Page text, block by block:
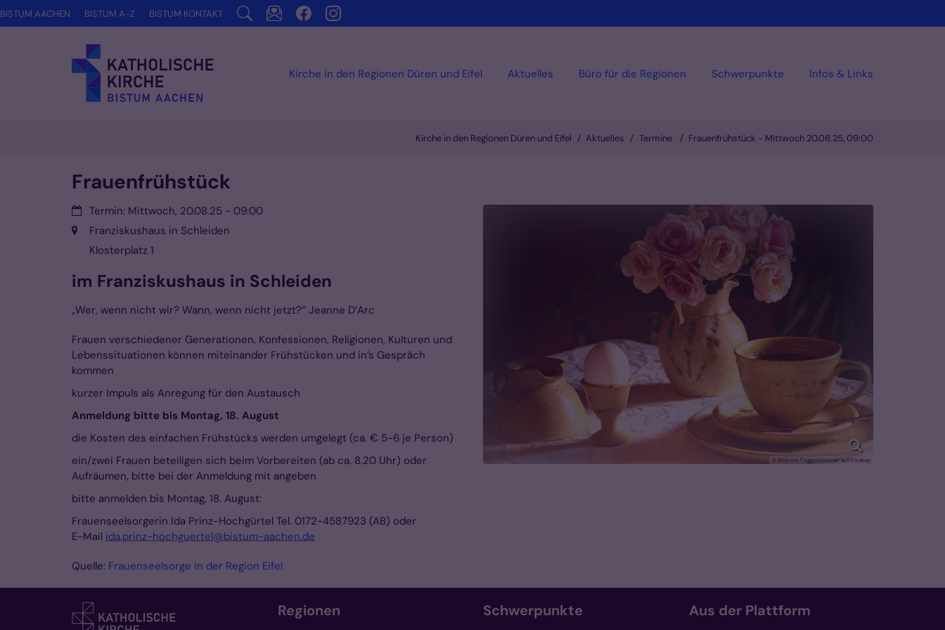
Zum Inhalt springen
Kirche in den Regionen Düren und Eifel Aktuelles Büro für die Regionen Schwerpunkte Infos & Links
BISTUM AACHEN BISTUM A-Z BISTUM KONTAKT
Kirche in den Regionen Düren und Eifel Aktuelles Termine Frauenfrühstück - Mittwoch 20.08.25, 09:00
Frauenfrühstück
© Bild von Peggychoucair auf Pixabay
Datum:Termin: Mittwoch, 20.08.25 - 09:00
Ort: Franziskushaus in Schleiden
Klosterplatz 1
im Franziskushaus in Schleiden
„Wer, wenn nicht wir? Wann, wenn nicht jetzt?“ Jeanne D’Arc
Frauen verschiedener Generationen, Konfessionen, Religionen, Kulturen und
Lebenssituationen können miteinander Frühstücken und in’s Gespräch
kommen
kurzer Impuls als Anregung für den Austausch
Anmeldung bitte bis Montag, 18. August
die Kosten des einfachen Frühstücks werden umgelegt (ca. € 5-6 je Person)
ein/zwei Frauen beteiligen sich beim Vorbereiten (ab ca. 8.20 Uhr) oder
Aufräumen, bitte bei der Anmeldung mit angeben
bitte anmelden bis Montag, 18. August:
Frauenseelsorgerin Ida Prinz-Hochgürtel Tel. 0172-4587923 (AB) oder
E-Mail ida.prinz-hochguertel@bistum-aachen.de
Quelle: Frauenseelsorge in der Region Eifel
Regionen Schwerpunkte Aus der Plattform